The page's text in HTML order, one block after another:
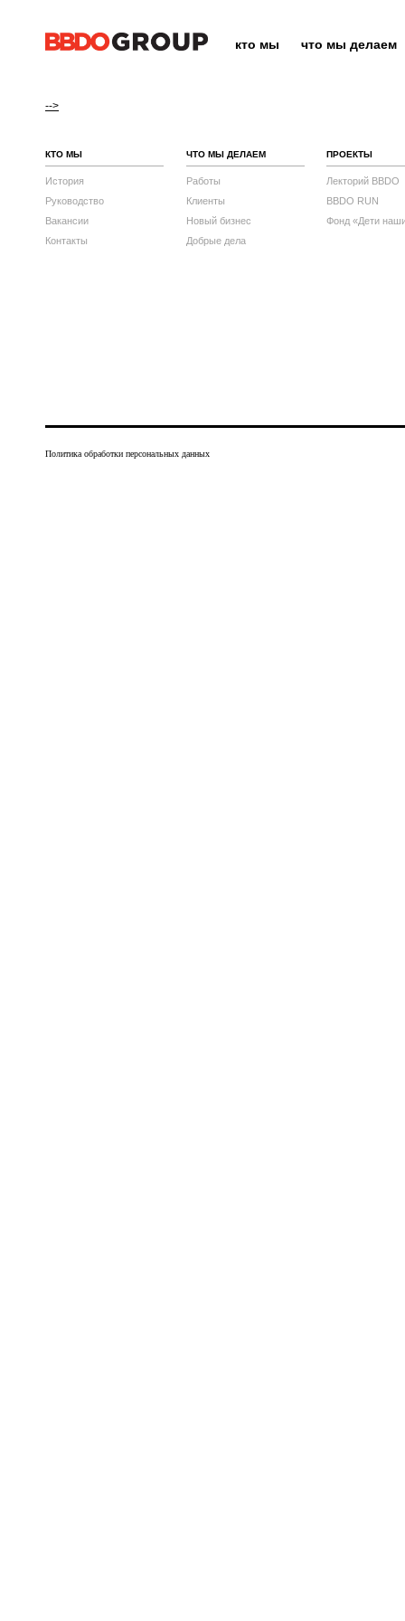
кто мы что мы делаем
-->
КТО МЫ
История
Руководство
Вакансии
Контакты
ЧТО МЫ ДЕЛАЕМ
Работы
Клиенты
Новый бизнес
Добрые дела
ПРОЕКТЫ
Лекторий BBDO
BBDO RUN
Фонд «Дети
Политика обработки персональных данных